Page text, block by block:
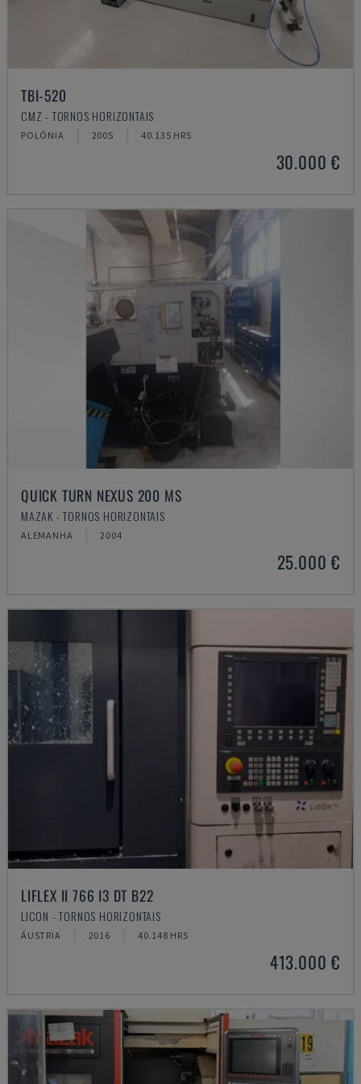
TBI-520
CMZ - TORNOS HORIZONTAIS
POLÓNIA 2005 40.135 HRS
30.000 €
QUICK TURN NEXUS 200 MS
MAZAK - TORNOS HORIZONTAIS
ALEMANHA 2004
25.000 €
LIFLEX II 766 I3 DT B22
LICON - TORNOS HORIZONTAIS
ÁUSTRIA 2016 40.148 HRS
413.000 €